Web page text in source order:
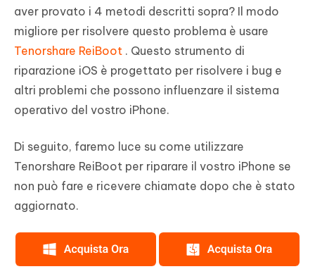
aver provato i 4 metodi descritti sopra? Il modo
migliore per risolvere questo problema è usare
Tenorshare ReiBoot . Questo strumento di
riparazione iOS è progettato per risolvere i bug e
altri problemi che possono influenzare il sistema
operativo del vostro iPhone.
Di seguito, faremo luce su come utilizzare
Tenorshare ReiBoot per riparare il vostro iPhone se
non può fare e ricevere chiamate dopo che è stato
aggiornato.